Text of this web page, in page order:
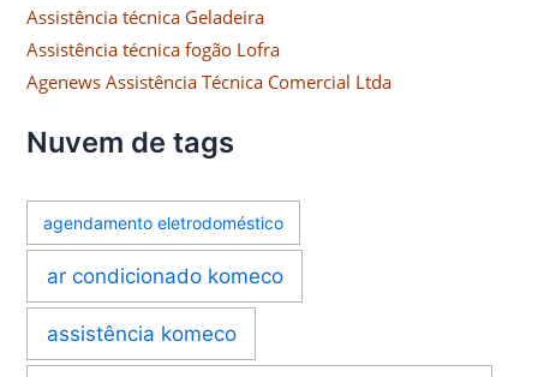
Assistência técnica Geladeira
Assistência técnica fogão Lofra
Agenews Assistência Técnica Comercial Ltda
Nuvem de tags
agendamento eletrodoméstico
ar condicionado komeco
assistência komeco